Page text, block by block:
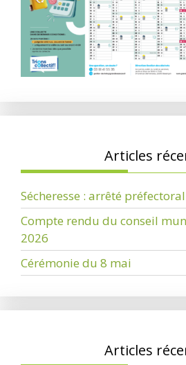
Articles
Sécheresse : arrêté
Compte rendu du conseil
2026
Cérémonie du 8 mai
Articles